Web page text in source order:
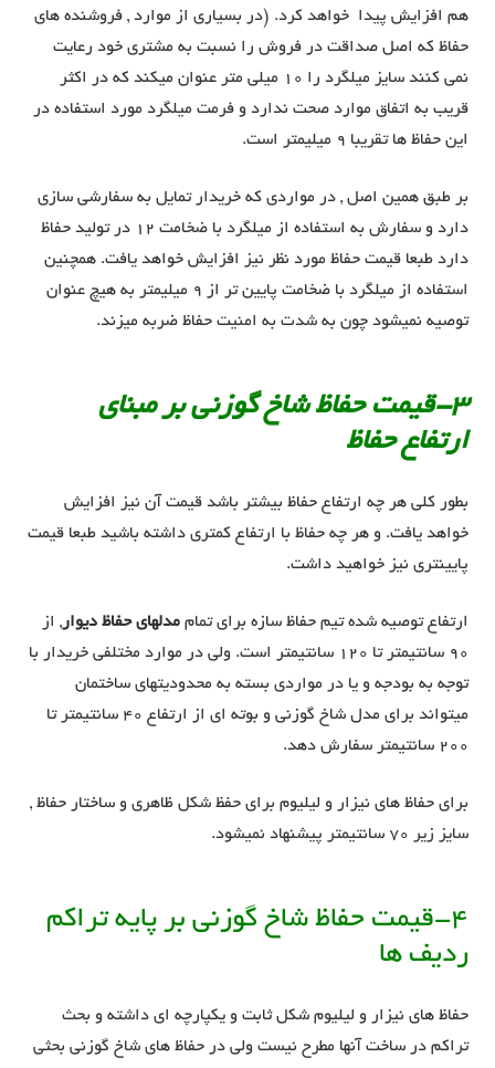
هم افزایش پیدا خواهد کرد. (در بسیاری از موارد , فروشنده های
حفاظ که اصل صداقت در فروش را نسبت به مشتری خود رعایت
نمی کنند سایز میلگرد را 10 میلی متر عنوان میکند که در اکثر
قریب به اتفاق موارد صحت ندارد و فرمت میلگرد مورد استفاده در
این حفاظ ها تقریبا 9 میلیمتر است.
بر طبق همین اصل , در مواردی که خریدار تمایل به سفارشی سازی
دارد و سفارش به استفاده از میلگرد با ضخامت 12 در تولید حفاظ
دارد طبعا قیمت حفاظ مورد نظر نیز افزایش خواهد یافت. همچنین
استفاده از میلگرد با ضخامت پایین تر از 9 میلیمتر به هیچ عنوان
توصیه نمیشود چون به شدت به امنیت حفاظ ضربه میزند.
3-قیمت حفاظ شاخ گوزنی بر مبنای
ارتفاع حفاظ
بطور کلی هر چه ارتفاع حفاظ بیشتر باشد قیمت آن نیز افزایش
خواهد یافت. و هر چه حفاظ با ارتفاع کمتری داشته باشید طبعا قیمت
پایینتری نیز خواهید داشت.
ارتفاع توصیه شده تیم حفاظ سازه برای تمام مدلهای حفاظ دیوار, از
90 سانتیمتر تا 120 سانتیمتر است. ولی در موارد مختلفی خریدار با
توجه به بودجه و یا در مواردی بسته به محدودیتهای ساختمان
میتواند برای مدل شاخ گوزنی و بوته ای از ارتفاع 40 سانتیمتر تا
200 سانتیمتر سفارش دهد.
برای حفاظ های نیزار و لیلیوم برای حفظ شکل ظاهری و ساختار حفاظ ,
سایز زیر 70 سانتیمتر پیشنهاد نمیشود.
4-قیمت حفاظ شاخ گوزنی بر پایه تراکم
ردیف ها
حفاظ های نیزار و لیلیوم شکل ثابت و یکپارچه ای داشته و بحث
تراکم در ساخت آنها مطرح نیست ولی در حفاظ های شاخ گوزنی بحثی